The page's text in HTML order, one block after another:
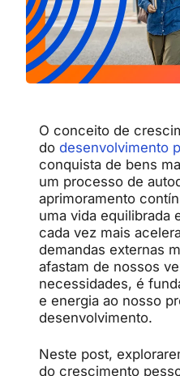
O conceito de
do desenvolvimento
conquista de bens
um processo de
aprimoramento
uma vida equilibrada
cada vez mais
demandas externas
afastam de nossos
necessidades, é
e energia ao nosso
desenvolvimento.
Neste post,
do crescimento